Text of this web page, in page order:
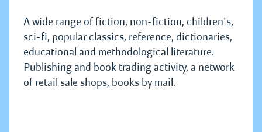
A wide range of fiction, non-fiction, children's,
sci-fi, popular classics, reference, dictionaries,
educational and methodological literature.
Publishing and book trading activity, a network
of retail sale shops, books by mail.